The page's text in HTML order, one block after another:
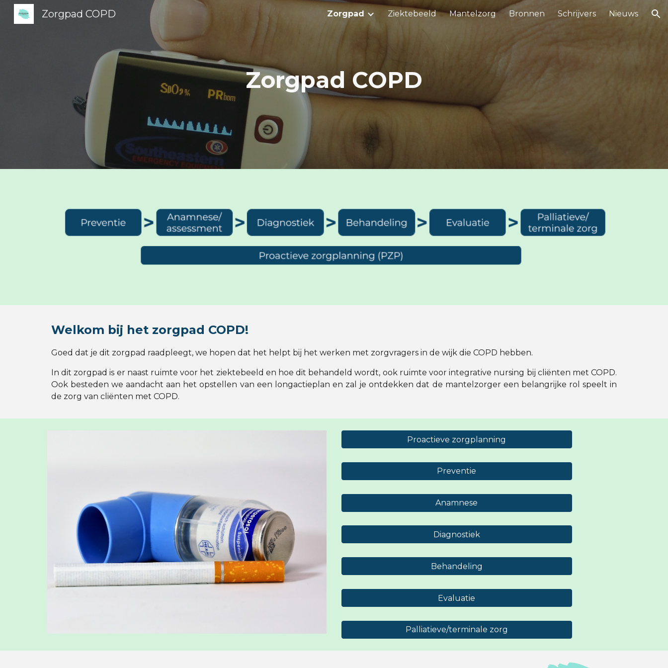
Skip to main content Skip to navigation
Zorgpad COPD Zorgpad Ziektebeeld Mantelzorg Bronnen Schrijvers Nieuws
Zorgpad COPD
Welkom bij het zorgpad COPD!
Goed dat je dit zorgpad raadpleegt, we hopen dat het helpt bij het werken met zorgvragers in de wijk die COPD hebben.
In dit zorgpad is er naast ruimte voor het ziektebeeld en hoe dit behandeld wordt, ook ruimte voor integrative nursing bij cliënten met COPD.
Ook besteden we aandacht aan het opstellen van een longactieplan en zal je ontdekken dat de mantelzorger een belangrijke rol speelt in
de zorg van cliënten met COPD.
Proactieve zorgplanning
Preventie
Anamnese
Diagnostiek
Behandeling
Evaluatie
Palliatieve/terminale zorg